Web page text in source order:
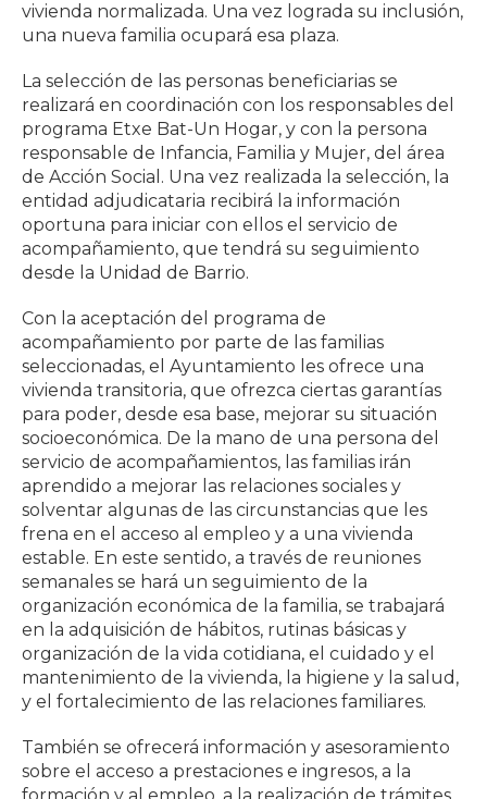
vivienda normalizada. Una vez lograda su inclusión,
una nueva familia ocupará esa plaza.
La selección de las personas beneficiarias se
realizará en coordinación con los responsables del
programa Etxe Bat-Un Hogar, y con la persona
responsable de Infancia, Familia y Mujer, del área
de Acción Social. Una vez realizada la selección, la
entidad adjudicataria recibirá la información
oportuna para iniciar con ellos el servicio de
acompañamiento, que tendrá su seguimiento
desde la Unidad de Barrio.
Con la aceptación del programa de
acompañamiento por parte de las familias
seleccionadas, el Ayuntamiento les ofrece una
vivienda transitoria, que ofrezca ciertas garantías
para poder, desde esa base, mejorar su situación
socioeconómica. De la mano de una persona del
servicio de acompañamientos, las familias irán
aprendido a mejorar las relaciones sociales y
solventar algunas de las circunstancias que les
frena en el acceso al empleo y a una vivienda
estable. En este sentido, a través de reuniones
semanales se hará un seguimiento de la
organización económica de la familia, se trabajará
en la adquisición de hábitos, rutinas básicas y
organización de la vida cotidiana, el cuidado y el
mantenimiento de la vivienda, la higiene y la salud,
y el fortalecimiento de las relaciones familiares.
También se ofrecerá información y asesoramiento
sobre el acceso a prestaciones e ingresos, a la